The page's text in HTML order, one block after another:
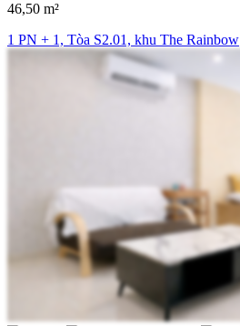
46,50 m²
1 PN + 1, Tòa S2.01, khu The Rainbow